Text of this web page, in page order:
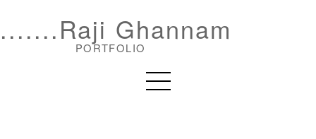
.......Raji Ghannam
PORTFOLIO